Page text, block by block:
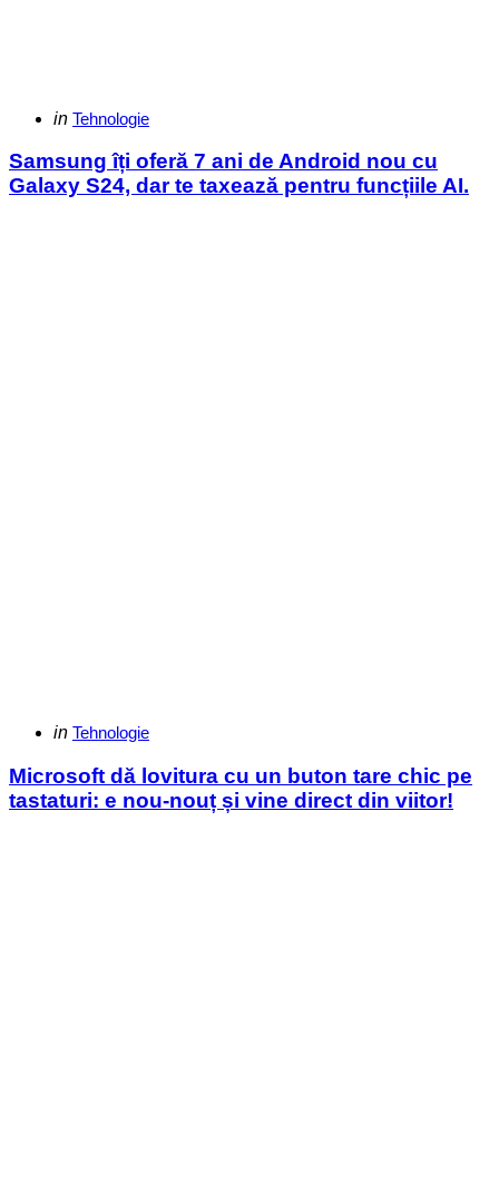
Categories
Posted
in Tehnologie
Samsung îți oferă 7 ani de Android nou cu
Galaxy S24, dar te taxează pentru funcțiile AI.
Categories
Posted
in Tehnologie
Microsoft dă lovitura cu un buton tare chic pe
tastaturi: e nou-nouț și vine direct din viitor!